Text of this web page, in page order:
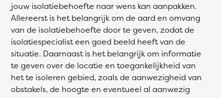
jouw isolatiebehoefte naar wens kan aanpakken.
Allereerst is het belangrijk om de aard en omvang
van de isolatiebehoefte door te geven, zodat de
isolatiespecialist een goed beeld heeft van de
situatie. Daarnaast is het belangrijk om informatie
te geven over de locatie en toegankelijkheid van
het te isoleren gebied, zoals de aanwezigheid van
obstakels, de hoogte en eventueel al aanwezig